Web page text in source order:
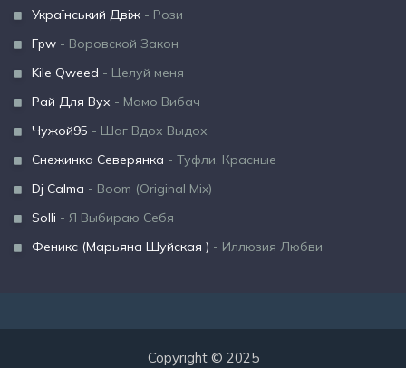
Український Двіж - Рози
Fpw - Воровской Закон
Kile Qweed - Целуй меня
Рай Для Вух - Мамо Вибач
Чужой95 - Шаг Вдох Выдох
Снежинка Северянка - Туфли, Красные
Dj Calma - Boom (Original Mix)
Solli - Я Выбираю Себя
Феникс (Марьяна Шуйская ) - Иллюзия Любви
Copyright © 2025